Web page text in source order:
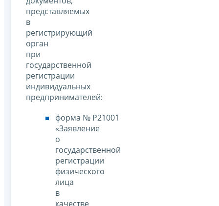
представляемых
в
регистрирующий
орган
при
государственной
регистрации
индивидуальных
предпринимателей:
форма № Р21001
«Заявление
о
государственной
регистрации
физического
лица
в
качестве